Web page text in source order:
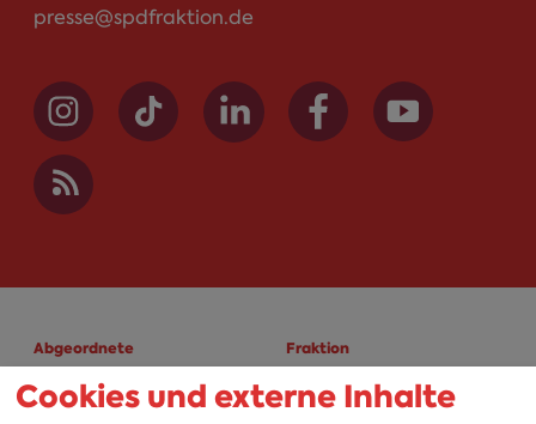
presse@spdfraktion.de
Abgeordnete
A-Z
Fraktion
Fraktion
Cookies und externe Inhalte